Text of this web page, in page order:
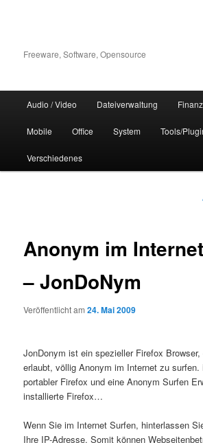
Freeware, Software, Opensource
Audio / Video Dateiverwaltung
Mobile Office System Tools/
Verschiedenes
Anonym im
– JonDoNym
Veröffentlicht am24. Mai 2009
JonDonym ist ein spezieller Firefox
erlaubt, völlig Anonym im Internet zu
portabler Firefox und eine Anonym Surfen
installierte Firefox…
Wenn Sie im Internet Surfen, hinterlassen
Ihre IP-Adresse. Somit können